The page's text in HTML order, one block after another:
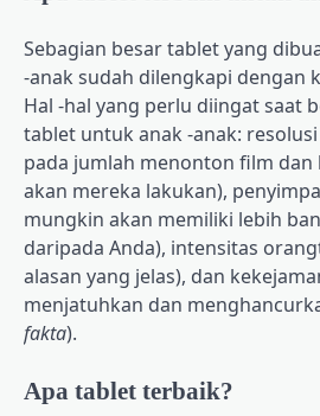
Sebagian besar tablet yang
-anak sudah dilengkapi dengan
Hal -hal yang perlu diingat saat
tablet untuk anak -anak:
pada jumlah menonton film dan
akan mereka lakukan),
mungkin akan memiliki lebih
daripada Anda), intensitas
alasan yang jelas), dan
menjatuhkan dan
fakta).
Apa tablet terbaik?